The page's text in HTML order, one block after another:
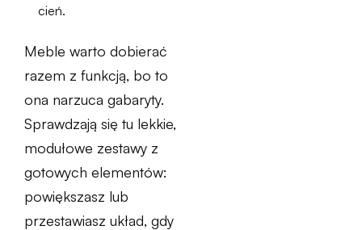
cień.
Meble warto dobierać
razem z funkcją, bo to
ona narzuca gabaryty.
Sprawdzają się tu lekkie,
modułowe zestawy z
gotowych elementów:
powiększasz lub
przestawiasz układ, gdy